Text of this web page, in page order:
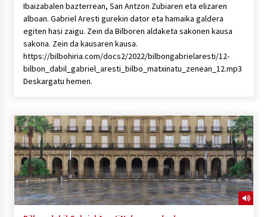
Ibaizabalen bazterrean, San Antzon Zubiaren eta elizaren
alboan. Gabriel Aresti gurekin dator eta hamaika galdera
egiten hasi zaigu. Zein da Bilboren aldaketa sakonen kausa
sakona. Zein da kausaren kausa.
https://bilbohiria.com/docs2/2022/bilbongabrielaresti/12-
bilbon_dabil_gabriel_aresti_bilbo_matxinatu_zenean_12.mp3
Deskargatu hemen.